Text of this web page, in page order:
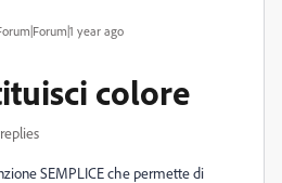
year ago
colore
SEMPLICE che permette di